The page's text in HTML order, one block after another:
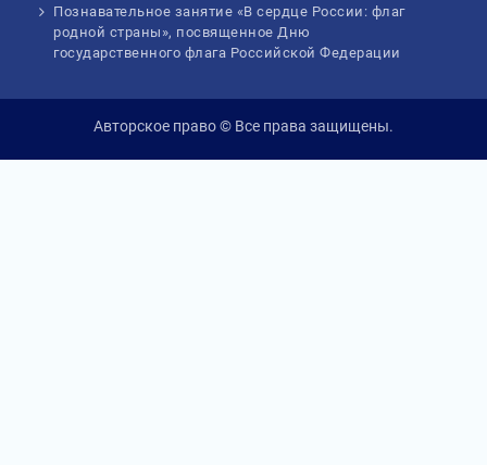
Познавательное занятие «В сердце России: флаг
родной страны», посвященное Дню
государственного флага Российской Федерации
Авторское право © Все права защищены.